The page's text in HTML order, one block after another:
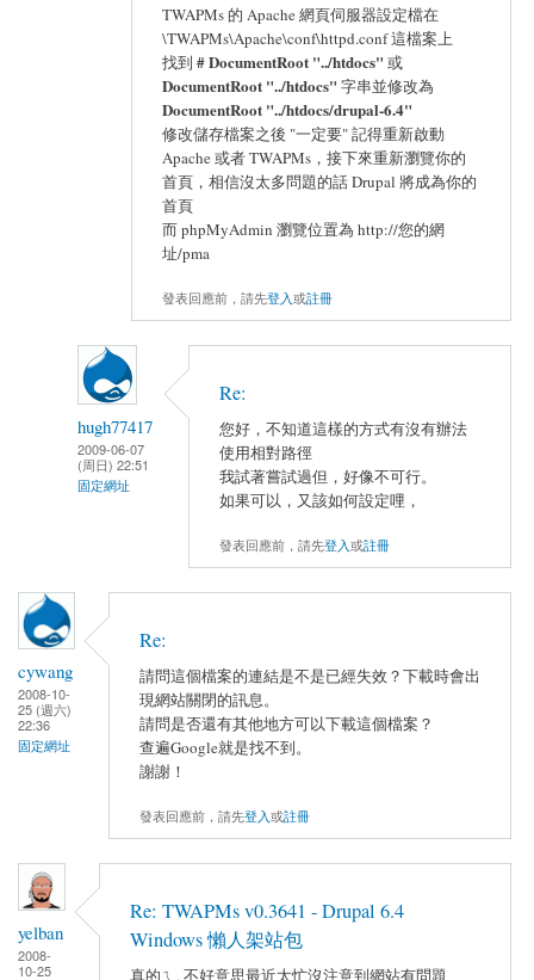
TWAPMs 的 Apache 網頁伺服器設定檔在
\TWAPMs\Apache\conf\httpd.conf 這檔案上
找到 # DocumentRoot "../htdocs" 或
DocumentRoot "../htdocs" 字串並修改為
DocumentRoot "../htdocs/drupal-6.4"
修改儲存檔案之後 "一定要" 記得重新啟動
Apache 或者 TWAPMs，接下來重新瀏覽你的
首頁，相信沒太多問題的話 Drupal 將成為你的
首頁
而 phpMyAdmin 瀏覽位置為 http://您的網
址/pma
發表回應前，請先登入或註冊
hugh77417
2009-06-07
(周日) 22:51
固定網址
Re:
您好，不知道這樣的方式有沒有辦法
使用相對路徑
我試著嘗試過但，好像不可行。
如果可以，又該如何設定哩，
發表回應前，請先登入或註冊
cywang
2008-10-
25 (週六)
22:36
固定網址
Re:
請問這個檔案的連結是不是已經失效？下載時會出
現網站關閉的訊息。
請問是否還有其他地方可以下載這個檔案？
查遍Google就是找不到。
謝謝！
發表回應前，請先登入或註冊
yelban
2008-
10-25
Re: TWAPMs v0.3641 - Drupal 6.4
Windows 懶人架站包
真的ㄟ, 不好意思最近太忙沒注意到網站有問題